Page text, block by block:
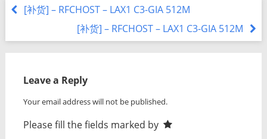
[补货] – RFCHOST – LAX1 C3-GIA 512M
[补货] – RFCHOST – LAX1 C3-GIA 512M
Leave a Reply
Your email address will not be published.
Please fill the fields marked by